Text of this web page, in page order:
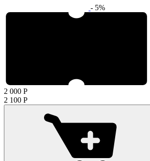
- 5%
2 000 Р
2 100 Р